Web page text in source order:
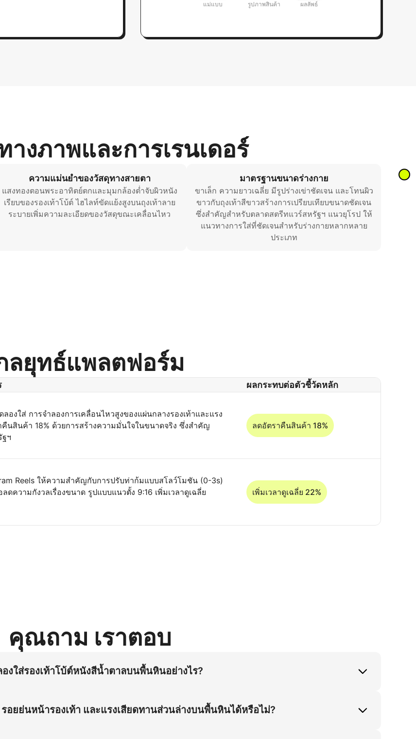
แม่แบบ รูปภาพสินค้า ผลลัพธ์
างภาพและการเรนเดอร์
ความแม่นยำของวัสดุทางสายตา
แสงทองตอนพระอาทิตย์ตกและมุมกล้องต่ำจับผิวหนัง
เรียบของรองเท้าโบ้ต์ ไฮไลท์ขัดแย้งสูงบนถุงเท้าลาย
ระบายเพิ่มความละเอียดของวัสดุขณะเคลื่อนไหว
มาตรฐานขนาดร่างกาย
ขาเล็ก ความยาวเฉลี่ย มีรูปร่างเข่าชัดเจน และโทนผิว
ขาวกับถุงเท้าสีขาวสร้างการเปรียบเทียบขนาดชัดเจน
ซึ่งสำคัญสำหรับตลาดสตรีทแวร์สหรัฐฯ แนวยุโรป ให้
แนวทางการใส่ที่ชัดเจนสำหรับร่างกายหลากหลาย
ประเภท
ลยุทธ์แพลตฟอร์ม
ผลกระทบต่อตัวชี้วัดหลัก
องใส่ การจำลองการเคลื่อนไหวสูงของแผ่นกลางรองเท้าและแรง
นสินค้า 18% ด้วยการสร้างความมั่นใจในขนาดจริง ซึ่งสำคัญ
ฯ
ลดอัตราคืนสินค้า 18%
Reels ให้ความสำคัญกับการปรับท่าก้มแบบสโลว์โมชัน (0-3s)
ดความกังวลเรื่องขนาด รูปแบบแนวตั้ง 9:16 เพิ่มเวลาดูเฉลี่ย
เพิ่มเวลาดูเฉลี่ย 22%
คุณถาม เราตอบ
ใส่รองเท้าโบ้ต์หนังสีน้ำตาลบนพื้นหินอย่างไร?
อยย่นหน้ารองเท้า และแรงเสียดทานส่วนล่างบนพื้นหินได้หรือไม่?